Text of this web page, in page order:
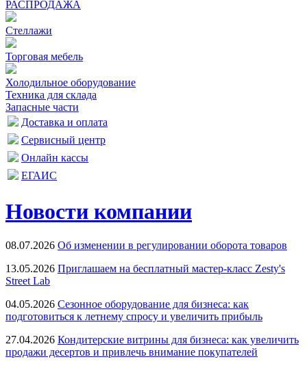
РАСПРОДАЖА
Стеллажи
Торговая мебель
Холодильное оборудование
Техника для склада
Запасные части
Доставка и оплата
Сервисный центр
Онлайн кассы
ЕГАИС
Новости компании
08.07.2026 Об изменении в регулировании оборота товаров
13.05.2026 Приглашаем на бесплатный мастер-класс Zesty's
Street Lab
04.05.2026 Сезонное оборудование для бизнеса: как
подготовиться к летнему спросу и увеличить прибыль
27.04.2026 Кондитерские витрины для бизнеса: как увеличить
продажи десертов и привлечь внимание покупателей